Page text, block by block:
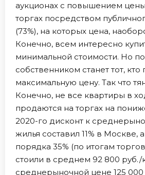
аукционах с повышением цены
торгах посредством
(73%), на которых цена,
Конечно, всем интересно
минимальной стоимости. Но
собственником станет тот,
максимальную цену. Так что
Конечно, не все квартиры в
продаются на торгах на
2020-го дисконт к
жилья составил 11% в Москве,
порядка 35% (по итогам
стоили в среднем 92 800 руб./
среднерыночной цене 125 000